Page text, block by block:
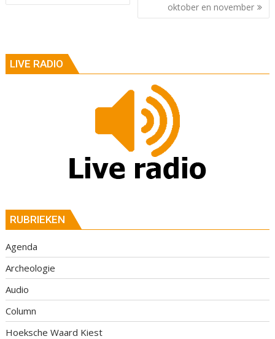
oktober en november
LIVE RADIO
RUBRIEKEN
Agenda
Archeologie
Audio
Column
Hoeksche Waard Kiest